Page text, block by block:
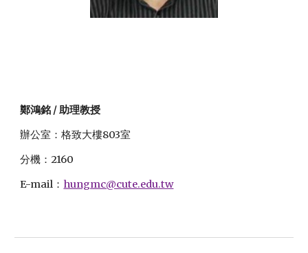
鄭鴻銘 / 助理教授
辦公室：格致大樓803室
分機：2160
E-mail： hungmc@cute.edu.tw